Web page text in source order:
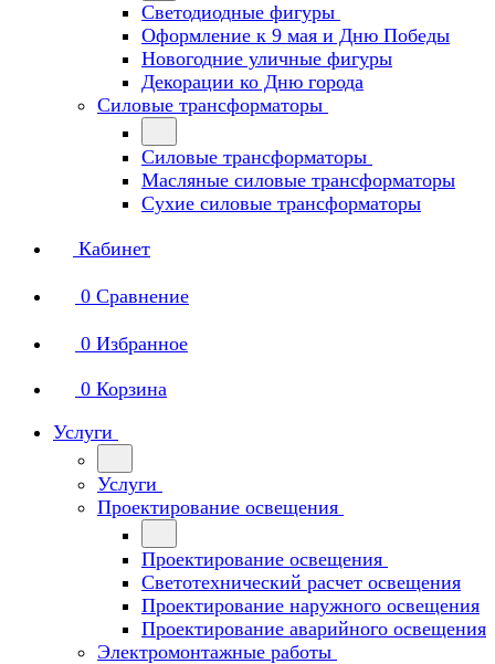
Светодиодные фигуры
Оформление к 9 мая и Дню Победы
Новогодние уличные фигуры
Декорации ко Дню города
Силовые трансформаторы
Силовые трансформаторы
Масляные силовые трансформаторы
Сухие силовые трансформаторы
Кабинет
0 Сравнение
0 Избранное
0 Корзина
Услуги
Услуги
Проектирование освещения
Проектирование освещения
Светотехнический расчет освещения
Проектирование наружного освещения
Проектирование аварийного освещения
Электромонтажные работы